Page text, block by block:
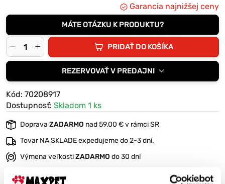
Garancia najnižšej ceny
MÁTE OTÁZKU K PRODUKTU?
PRIDAŤ DO KOŠÍKA
REZERVOVAŤ V PREDAJNI
Kód: 70208917
Dostupnosť: Skladom 1 ks
Doprava ZADARMO nad 59,00 € v rámci SR
Tovar NA SKLADE expedujeme do 2-3 dní.
Výmena veľkostiZADARMO do 30 dní